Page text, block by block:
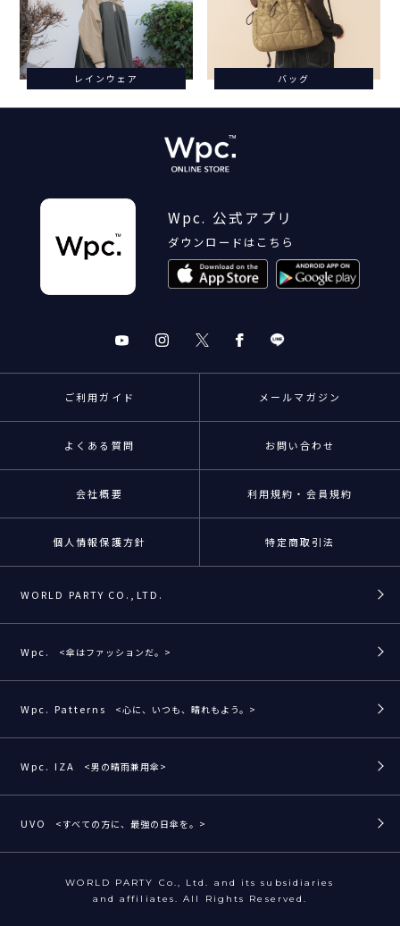
レインウェア バッグ
Wpc. 公式アプリ
ダウンロードはこちら
ご利用ガイド メールマガジン
よくある質問 お問い合わせ
会社概要 利用規約・会員規約
個人情報保護方針 特定商取引法
WORLD PARTY CO.,LTD.
Wpc. <傘はファッションだ。>
Wpc. Patterns <心に、いつも、晴れもよう。>
Wpc. IZA <男の晴雨兼用傘>
UVO <すべての方に、最強の日傘を。>
WORLD PARTY Co., Ltd. and its subsidiaries
and affiliates. All Rights Reserved.